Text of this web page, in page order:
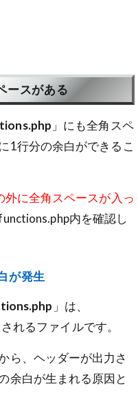
スがある
」にも全角スペ
1行分の余白ができるこ
外に全角スペースが入っ
内を確認し
が発生
」は、
れるファイルです。
ら、ヘッダーが出力さ
余白が生まれる原因と